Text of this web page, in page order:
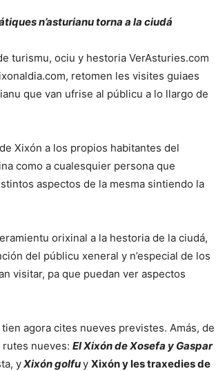
n’asturianu torna a la ciudá
turismu, ociu y hestoria VerAsturies.com
retomen les visites guiaes
que van ufrise al públicu a lo llargo de
Xixón a los propios habitantes del
como a cualesquier persona que
aspectos de la mesma sintiendo la
orixinal a la hestoria de la ciudá,
del públicu xeneral y n’especial de los
visitar, pa que puedan ver aspectos
agora cites nueves previstes. Amás, de
rutes nueves: El Xixón de Xosefa y Gaspar
yXixón golfuy Xixón y les traxedies de